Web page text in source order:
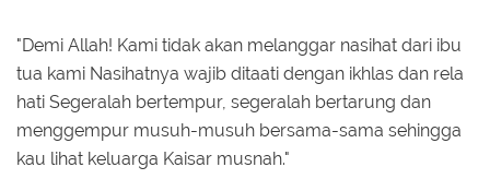
"Demi Allah! Kami tidak akan melanggar nasihat dari ibu
tua kami Nasihatnya wajib ditaati dengan ikhlas dan rela
hati Segeralah bertempur, segeralah bertarung dan
menggempur musuh-musuh bersama-sama sehingga
kau lihat keluarga Kaisar musnah."